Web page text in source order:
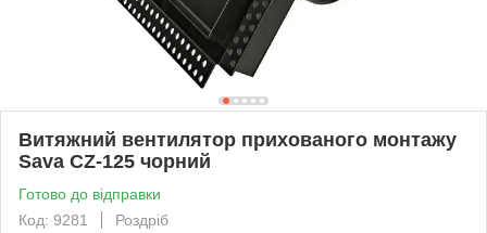
Витяжний вентилятор прихованого монтажу
Sava CZ-125 чорний
Готово до відправки
Код: 9281
Роздріб